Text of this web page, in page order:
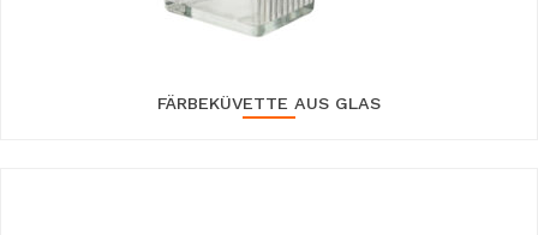
FÄRBEKÜVETTE AUS GLAS